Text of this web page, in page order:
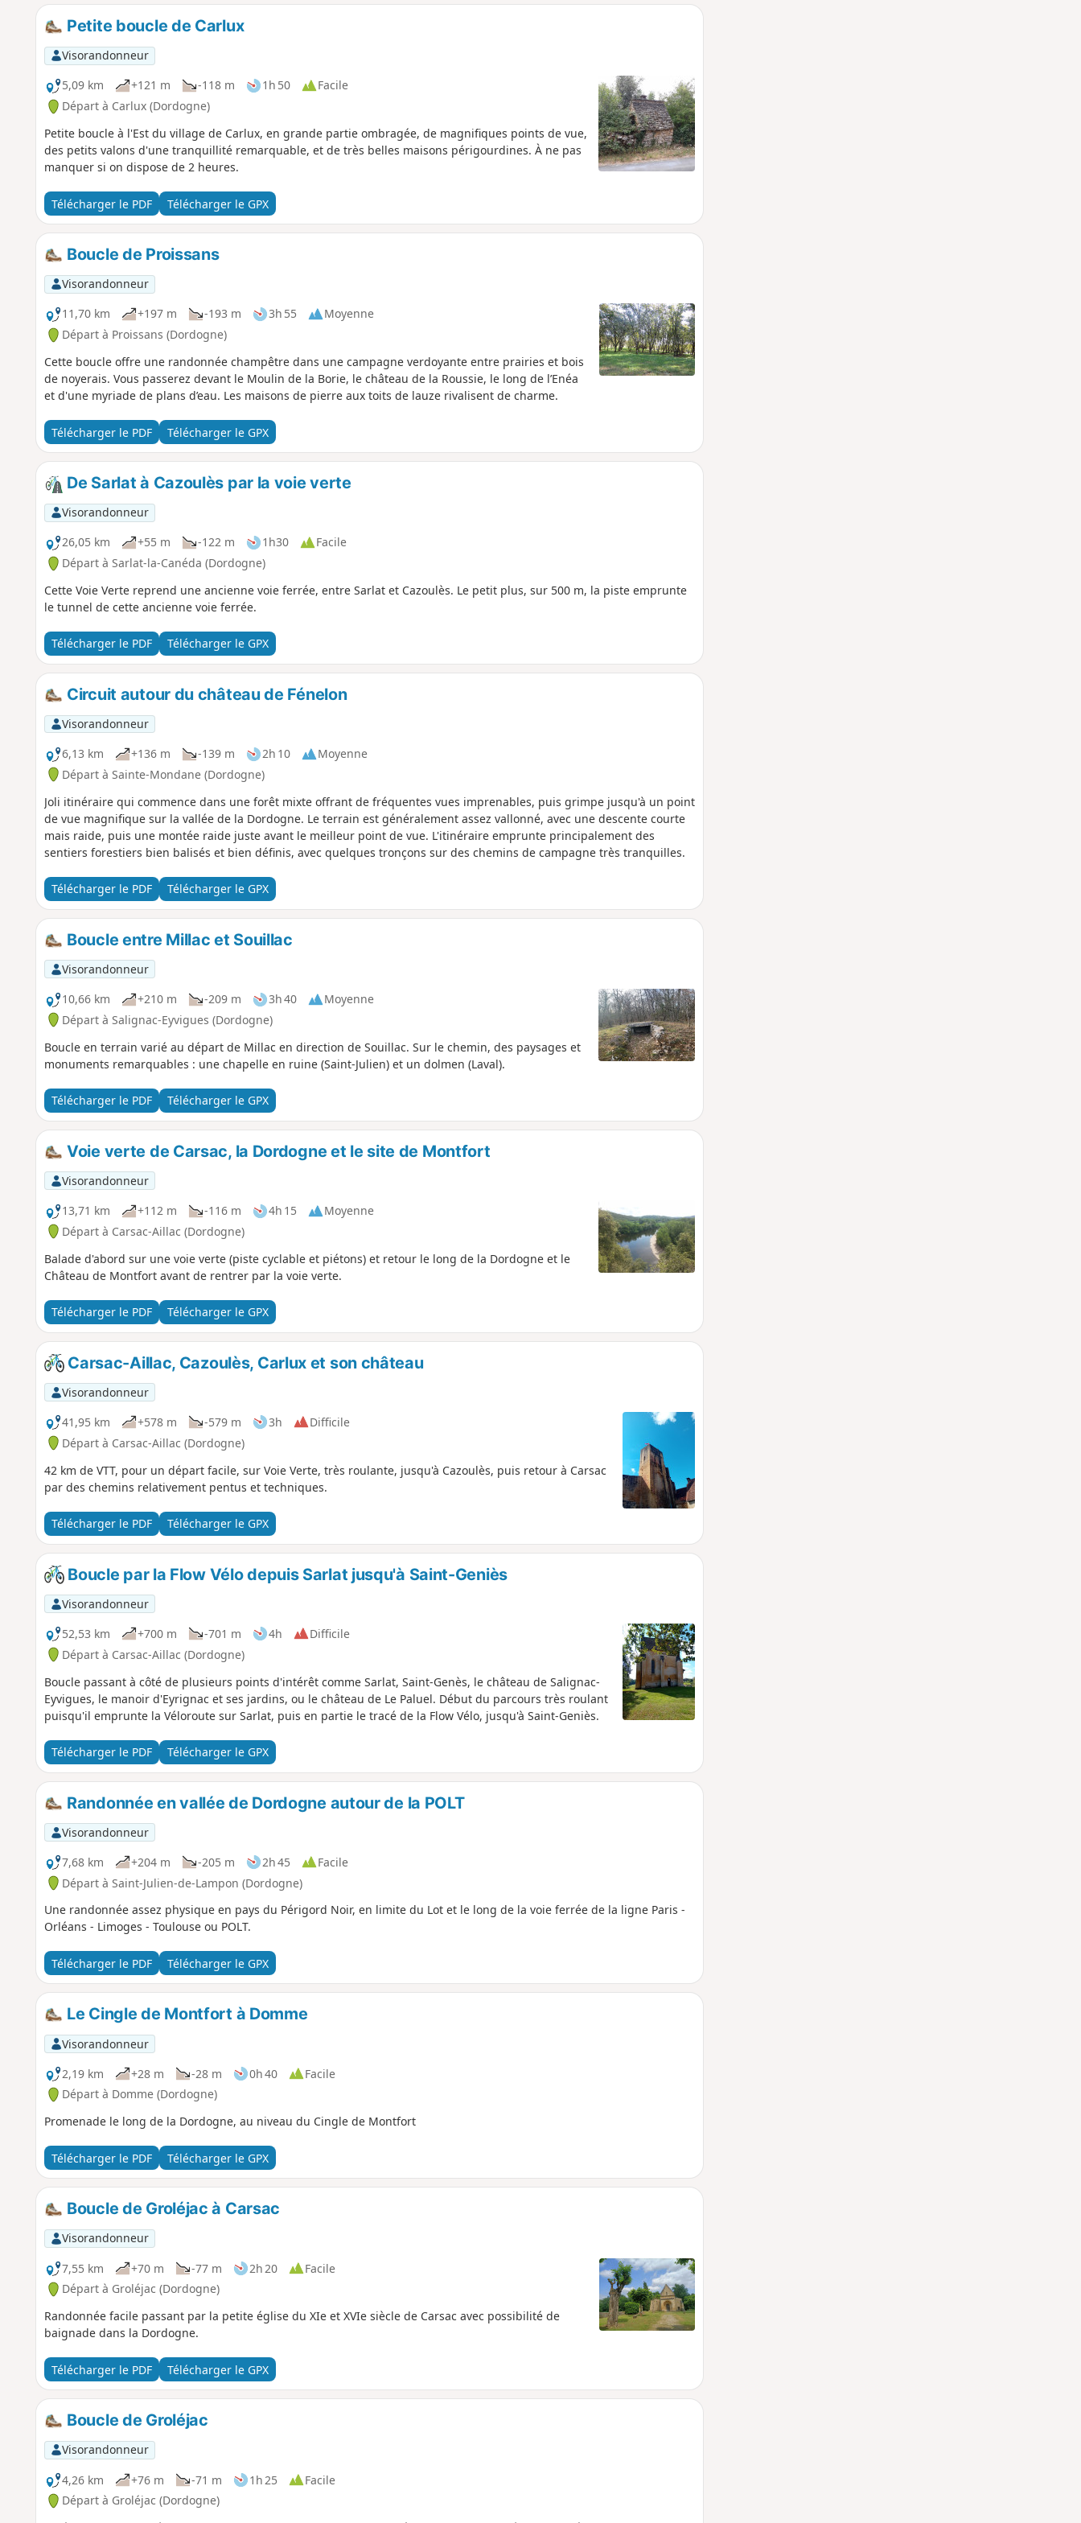
Petite boucle de Carlux
Visorandonneur
5,09 km
+121 m -118 m 1h 50
Facile
Départ à Carlux (Dordogne)
Petite boucle à l'Est du village de Carlux, en grande partie ombragée, de magnifiques points de vue,
des petits valons d'une tranquillité remarquable, et de très belles maisons périgourdines. À ne pas
manquer si on dispose de 2 heures.
Télécharger le PDF Télécharger le GPX
Boucle de Proissans
Visorandonneur
11,70 km
+197 m -193 m 3h 55
Moyenne
Départ à Proissans (Dordogne)
Cette boucle offre une randonnée champêtre dans une campagne verdoyante entre prairies et bois
de noyerais. Vous passerez devant le Moulin de la Borie, le château de la Roussie, le long de l’Enéa
et d'une myriade de plans d’eau. Les maisons de pierre aux toits de lauze rivalisent de charme.
Télécharger le PDF Télécharger le GPX
De Sarlat à Cazoulès par la voie verte
Visorandonneur
26,05 km
+55 m -122 m 1h30
Facile
Départ à Sarlat-la-Canéda (Dordogne)
Cette Voie Verte reprend une ancienne voie ferrée, entre Sarlat et Cazoulès. Le petit plus, sur 500 m, la piste emprunte
le tunnel de cette ancienne voie ferrée.
Télécharger le PDF Télécharger le GPX
Circuit autour du château de Fénelon
Visorandonneur
6,13 km
+136 m -139 m 2h 10
Moyenne
Départ à Sainte-Mondane (Dordogne)
Joli itinéraire qui commence dans une forêt mixte offrant de fréquentes vues imprenables, puis grimpe jusqu'à un point
de vue magnifique sur la vallée de la Dordogne. Le terrain est généralement assez vallonné, avec une descente courte
mais raide, puis une montée raide juste avant le meilleur point de vue. L'itinéraire emprunte principalement des
sentiers forestiers bien balisés et bien définis, avec quelques tronçons sur des chemins de campagne très tranquilles.
Télécharger le PDF Télécharger le GPX
Boucle entre Millac et Souillac
Visorandonneur
10,66 km
+210 m -209 m 3h 40
Moyenne
Départ à Salignac-Eyvigues (Dordogne)
Boucle en terrain varié au départ de Millac en direction de Souillac. Sur le chemin, des paysages et
monuments remarquables : une chapelle en ruine (Saint-Julien) et un dolmen (Laval).
Télécharger le PDF Télécharger le GPX
Voie verte de Carsac, la Dordogne et le site de Montfort
Visorandonneur
13,71 km
+112 m -116 m 4h 15
Moyenne
Départ à Carsac-Aillac (Dordogne)
Balade d'abord sur une voie verte (piste cyclable et piétons) et retour le long de la Dordogne et le
Château de Montfort avant de rentrer par la voie verte.
Télécharger le PDF Télécharger le GPX
Carsac-Aillac, Cazoulès, Carlux et son château
Visorandonneur
41,95 km
+578 m -579 m 3h
Difficile
Départ à Carsac-Aillac (Dordogne)
42 km de VTT, pour un départ facile, sur Voie Verte, très roulante, jusqu'à Cazoulès, puis retour à Carsac
par des chemins relativement pentus et techniques.
Télécharger le PDF Télécharger le GPX
Boucle par la Flow Vélo depuis Sarlat jusqu'à Saint-Geniès
Visorandonneur
52,53 km
+700 m -701 m 4h
Difficile
Départ à Carsac-Aillac (Dordogne)
Boucle passant à côté de plusieurs points d'intérêt comme Sarlat, Saint-Genès, le château de Salignac-
Eyvigues, le manoir d'Eyrignac et ses jardins, ou le château de Le Paluel. Début du parcours très roulant
puisqu'il emprunte la Véloroute sur Sarlat, puis en partie le tracé de la Flow Vélo, jusqu'à Saint-Geniès.
Télécharger le PDF Télécharger le GPX
Randonnée en vallée de Dordogne autour de la POLT
Visorandonneur
7,68 km
+204 m -205 m 2h 45
Facile
Départ à Saint-Julien-de-Lampon (Dordogne)
Une randonnée assez physique en pays du Périgord Noir, en limite du Lot et le long de la voie ferrée de la ligne Paris -
Orléans - Limoges - Toulouse ou POLT.
Télécharger le PDF Télécharger le GPX
Le Cingle de Montfort à Domme
Visorandonneur
2,19 km
+28 m -28 m 0h 40
Facile
Départ à Domme (Dordogne)
Promenade le long de la Dordogne, au niveau du Cingle de Montfort
Télécharger le PDF Télécharger le GPX
Boucle de Groléjac à Carsac
Visorandonneur
7,55 km
+70 m -77 m 2h 20
Facile
Départ à Groléjac (Dordogne)
Randonnée facile passant par la petite église du XIe et XVIe siècle de Carsac avec possibilité de
baignade dans la Dordogne.
Télécharger le PDF Télécharger le GPX
Boucle de Groléjac
Visorandonneur
4,26 km
+76 m -71 m 1h 25
Facile
Départ à Groléjac (Dordogne)